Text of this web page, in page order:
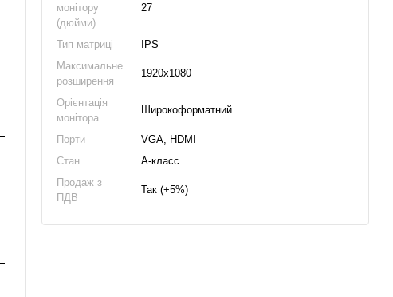
монітору
(дюйми)
27
Тип матриці
IPS
Максимальне
розширення
1920x1080
Орієнтація
монітора
Широкоформатний
Порти
VGA, HDMI
Стан
А-класс
Продаж з
ПДВ
Так (+5%)